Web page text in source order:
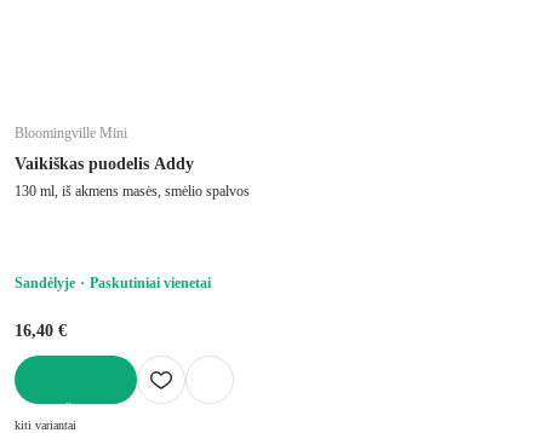
Bloomingville Mini
Vaikiškas puodelis Addy
130 ml, iš akmens masės, smėlio spalvos
Sandėlyje Paskutiniai vienetai
16,40 €
kiti variantai